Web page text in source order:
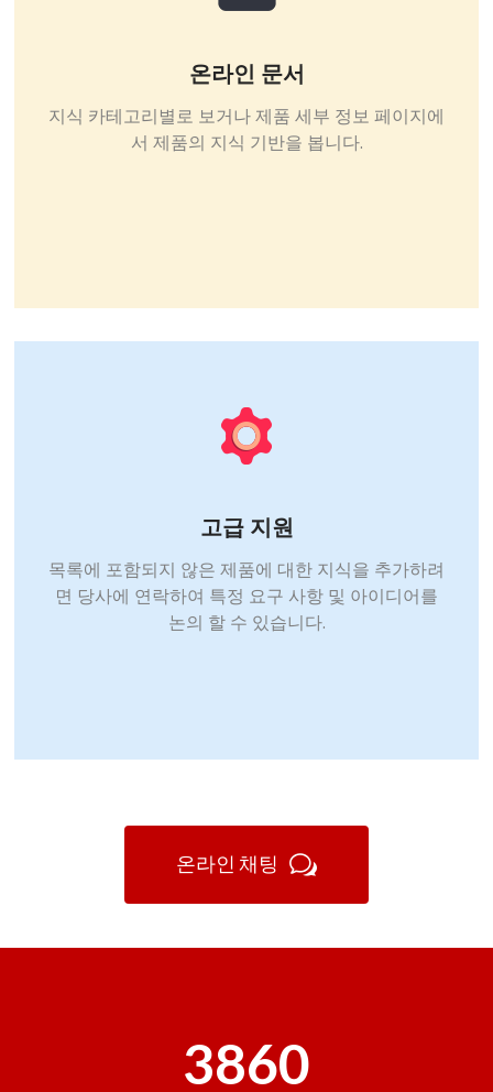
온라인 문서
지식 카테고리별로 보거나 제품 세부 정보 페이지에
서 제품의 지식 기반을 봅니다.
고급 지원
목록에 포함되지 않은 제품에 대한 지식을 추가하려
면 당사에 연락하여 특정 요구 사항 및 아이디어를
논의 할 수 있습니다.
온라인 채팅
3860